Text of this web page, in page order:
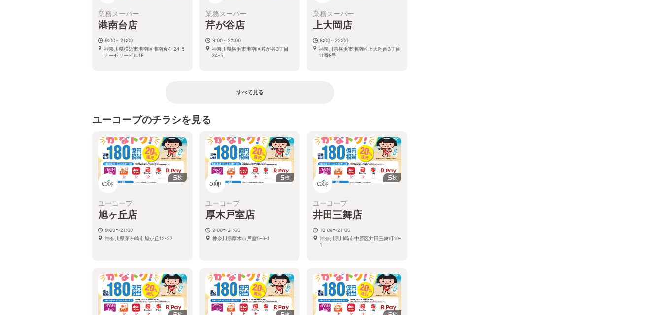
業務スーパー
港南台店
9:00～21:00
神奈川県横浜市港南区港南台4-24-5
ナーセリービル1F
業務スーパー
芹が谷店
9:00～22:00
神奈川県横浜市港南区芹が谷3丁目
34-5
業務スーパー
上大岡店
8:00～22:00
神奈川県横浜市港南区上大岡西3丁目
11番8号
すべて見る
ユーコープのチラシを見る
5枚
ユーコープ
旭ヶ丘店
9:00〜21:00
神奈川県茅ヶ崎市旭が丘12-27
5枚
ユーコープ
厚木戸室店
9:00〜21:00
神奈川県厚木市戸室5-6-1
5枚
ユーコープ
井田三舞店
10:00〜21:00
神奈川県川崎市中原区井田三舞町10-
1